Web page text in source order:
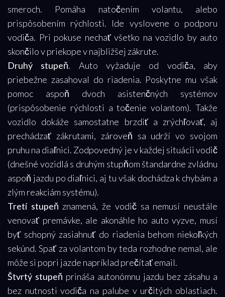
smeroch. Pomáha natočením volantu, alebo
prispôsobením rýchlosti. Ide vyslovene o podporu
vodiča. Pri pokuse nechať všetko na vozidlo by auto
skončilo v priekope v najbližšej zákrute.
Druhý stupeň. Auto vyžaduje od vodiča, aby
priebežne zasahoval do riadenia. Poskytne mu však
pomoc aspoň dvoch asistenčných systémov
(prispôsobenie rýchlosti a točenie volantom). Takže
vozidlo dokáže samostatne brzdiť a zrýchľovať, aj
prechádzať zákrutami, zároveň sa udrží vo svojom
pruhu na diaľnici. Zodpovedný je v každej situácii vodič
(dnešné vozidlá s druhým stupňom štandardne zvládnu
aspoň jazdu po diaľnici, aj tu však dochádza k chybám a
zlým reakciám systému).
Tretí stupeň znamená, že vodič sa nemusí neustále
venovať premávke, ale akonáhle ho auto vyzve, musí
byť schopný zasiahnuť do riadenia behom niekoľkých
sekúnd. Spať za volantom by teda rozhodne nemal, ale
môže si popri jazde napríklad prečítať email.
Štvrtý stupeň prináša autonómnu jazdu bez zásahu a
bez nutnosti vodiča na palube v určitých oblastiach.